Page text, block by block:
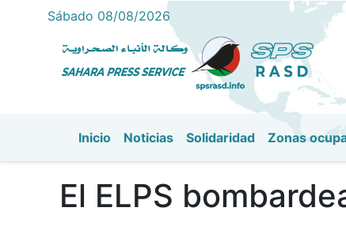
Sábado 08/08/2026
Inicio Noticias Solidaridad Zonas
El ELPS